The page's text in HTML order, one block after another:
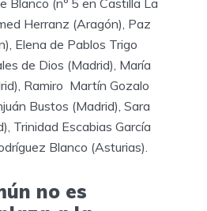
Herranz (Aragón), Paz
Elena de Pablos Trigo
de Dios (Madrid), María
Ramiro Martín Gozalo
Bustos (Madrid), Sara
Trinidad Escabias García
Blanco (Asturias).
no es